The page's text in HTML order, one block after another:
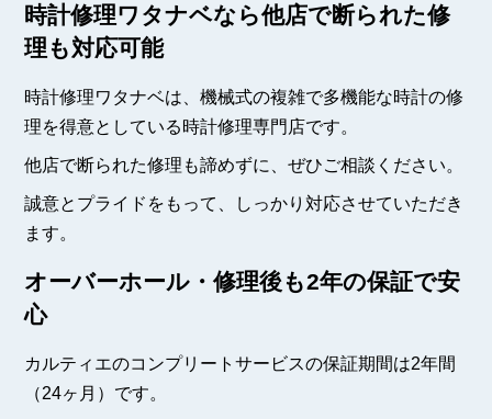
時計修理ワタナベなら他店で断られた修
理も対応可能
時計修理ワタナベは、機械式の複雑で多機能な時計の修
理を得意としている時計修理専門店です。
他店で断られた修理も諦めずに、ぜひご相談ください。
誠意とプライドをもって、しっかり対応させていただき
ます。
オーバーホール・修理後も2年の保証で安
心
カルティエのコンプリートサービスの保証期間は2年間
（24ヶ月）です。